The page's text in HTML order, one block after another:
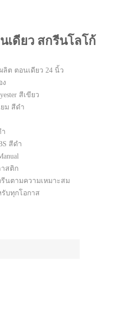
เดียว สกรีนโลโก้
ต ตอนเดียว 24 นิ้ว
ง
สีเขียว
ม สีดำ
สีดำ
าสติก
นตามความเหมาะสม
บทุกโอกาส